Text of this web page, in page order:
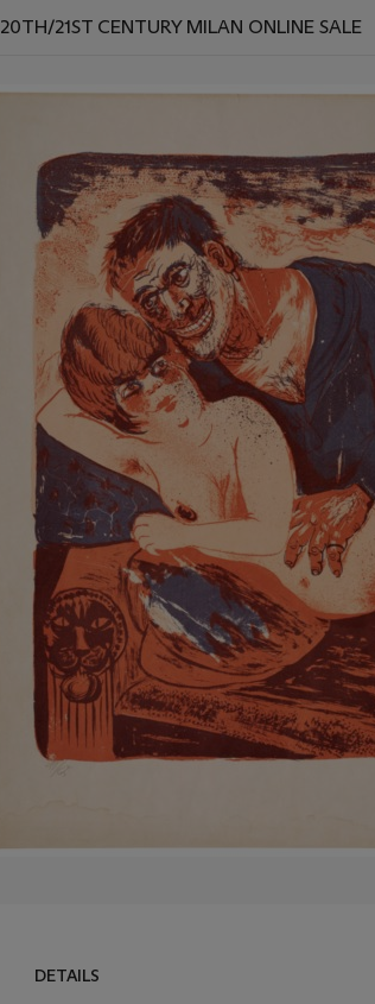
20TH/21ST CENTURY MILAN ONLINE SALE
DETAILS